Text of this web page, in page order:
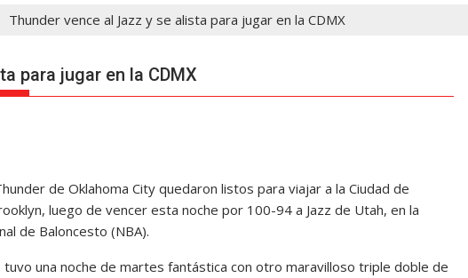
Thunder vence al Jazz y se alista para jugar en la CDMX
para jugar en la CDMX
de Oklahoma City quedaron listos para viajar a la Ciudad de
luego de vencer esta noche por 100-94 a Jazz de Utah, en la
de Baloncesto (NBA).
tuvo una noche de martes fantástica con otro maravilloso triple doble de